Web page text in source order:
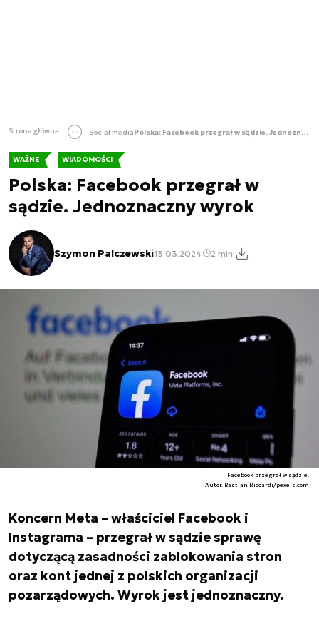
Strona główna Social media Polska: Facebook przegrał w sądzie. Jednoznaczny wyrok
WAŻNE WIADOMOŚCI
Polska: Facebook przegrał w
sądzie. Jednoznaczny wyrok
Szymon Palczewski13.03.2024 2 min.
Facebook przegrał w sądzie.
Autor. Bastian Riccardi/pexels.com
Koncern Meta – właściciel Facebook i
Instagrama – przegrał w sądzie sprawę
dotyczącą zasadności zablokowania stron
oraz kont jednej z polskich organizacji
pozarządowych. Wyrok jest jednoznaczny.